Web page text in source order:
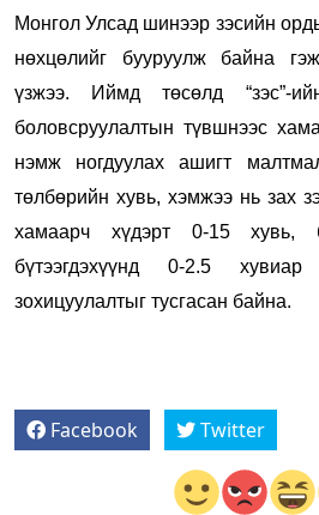
Монгол Улсад шинээр зэсийн
нөхцөлийг бууруулж байна
үзжээ. Иймд төсөлд “зэс”-
боловсруулалтын түвшнээс
нэмж ногдуулах ашигт
төлбөрийн хувь, хэмжээ нь зах
хамаарч хүдэрт 0-15 хувь,
бүтээгдэхүүнд 0-2.5
зохицуулалтыг тусгасан байна.
Facebook Twitter